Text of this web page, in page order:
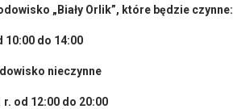
„Biały Orlik”, które będzie czynne:
10:00 do 14:00
nieczynne
r. od 12:00 do 20:00